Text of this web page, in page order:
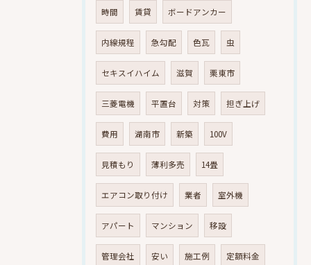
時間 賃貸 ボードアンカー
内線規程 急勾配 色瓦 虫
セキスイハイム 滋賀 栗東市
三菱電機 平置台 対策 担ぎ上げ
費用 湖南市 新築 100V
見積もり 薄利多売 14畳
エアコン取り付け 業者 室外機
アパート マンション 移設
管理会社 安い 施工例 定額料金